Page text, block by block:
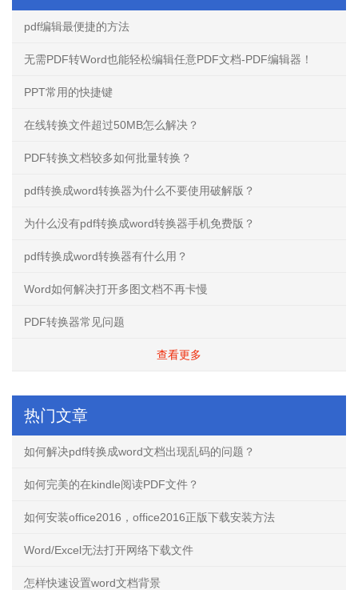
pdf编辑最便捷的方法
无需PDF转Word也能轻松编辑任意PDF文档-PDF编辑器！
PPT常用的快捷键
在线转换文件超过50MB怎么解决？
PDF转换文档较多如何批量转换？
pdf转换成word转换器为什么不要使用破解版？
为什么没有pdf转换成word转换器手机免费版？
pdf转换成word转换器有什么用？
Word如何解决打开多图文档不再卡慢
PDF转换器常见问题
查看更多
热门文章
如何解决pdf转换成word文档出现乱码的问题？
如何完美的在kindle阅读PDF文件？
如何安装office2016，office2016正版下载安装方法
Word/Excel无法打开网络下载文件
怎样快速设置word文档背景